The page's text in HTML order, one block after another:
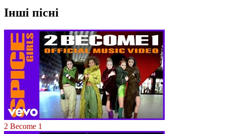
Інші пісні
2 Become 1